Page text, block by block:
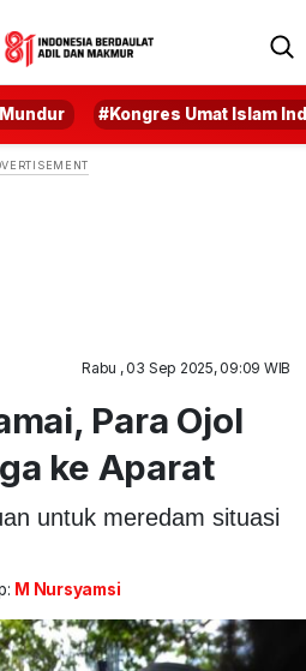
#Kongres Umat Islam
Rabu , 03 Sep 2025, 09:09 WIB
Para Ojol
ke Aparat
untuk meredam situasi
M Nursyamsi